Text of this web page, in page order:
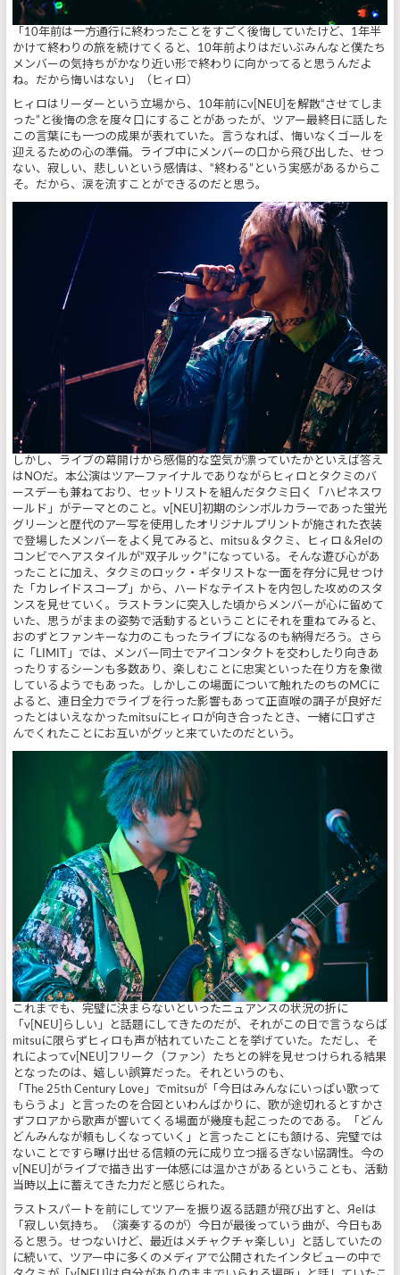
「10年前は一方通行に終わったことをすごく後悔していたけど、1年半
かけて終わりの旅を続けてくると、10年前よりはだいぶみんなと僕たち
メンバーの気持ちがかなり近い形で終わりに向かってると思うんだよ
ね。だから悔いはない」（ヒィロ）
ヒィロはリーダーという立場から、10年前にν[NEU]を解散“させてしま
った”と後悔の念を度々口にすることがあったが、ツアー最終日に話した
この言葉にも一つの成果が表れていた。言うなれば、悔いなくゴールを
迎えるための心の準備。ライブ中にメンバーの口から飛び出した、せつ
ない、寂しい、悲しいという感情は、“終わる”という実感があるからこ
そ。だから、涙を流すことができるのだと思う。
しかし、ライブの幕開けから感傷的な空気が漂っていたかといえば答え
はNOだ。本公演はツアーファイナルでありながらヒィロとタクミのバ
ースデーも兼ねており、セットリストを組んだタクミ曰く「ハピネスワ
ールド」がテーマとのこと。ν[NEU]初期のシンボルカラーであった蛍光
グリーンと歴代のアー写を使用したオリジナルプリントが施された衣装
で登場したメンバーをよく見てみると、mitsu＆タクミ、ヒィロ＆ЯeIの
コンビでヘアスタイルが“双子ルック”になっている。そんな遊び心があ
ったことに加え、タクミのロック・ギタリストな一面を存分に見せつけ
た「カレイドスコープ」から、ハードなテイストを内包した攻めのスタ
ンスを見せていく。ラストランに突入した頃からメンバーが心に留めて
いた、思うがままの姿勢で活動するということにそれを重ねてみると、
おのずとファンキーな力のこもったライブになるのも納得だろう。さら
に「LIMIT」では、メンバー同士でアイコンタクトを交わしたり向きあ
ったりするシーンも多数あり、楽しむことに忠実といった在り方を象徴
しているようでもあった。しかしこの場面について触れたのちのMCに
よると、連日全力でライブを行った影響もあって正直喉の調子が良好だ
ったとはいえなかったmitsuにヒィロが向き合ったとき、一緒に口ずさ
んでくれたことにお互いがグッと来ていたのだという。
これまでも、完璧に決まらないといったニュアンスの状況の折に
「ν[NEU]らしい」と話題にしてきたのだが、それがこの日で言うならば
mitsuに限らずヒィロも声が枯れていたことを挙げていた。ただし、そ
れによってν[NEU]フリーク（ファン）たちとの絆を見せつけられる結果
となったのは、嬉しい誤算だった。それというのも、
「The 25th Century Love」でmitsuが「今日はみんなにいっぱい歌って
もらうよ」と言ったのを合図といわんばかりに、歌が途切れるとすかさ
ずフロアから歌声が響いてくる場面が幾度も起こったのである。「どん
どんみんなが頼もしくなっていく」と言ったことにも頷ける、完璧では
ないことですら曝け出せる信頼の元に成り立つ揺るぎない協調性。今の
ν[NEU]がライブで描き出す一体感には温かさがあるということも、活動
当時以上に蓄えてきた力だと感じられた。
ラストスパートを前にしてツアーを振り返る話題が飛び出すと、ЯeIは
「寂しい気持ち。（演奏するのが）今日が最後っていう曲が、今日もあ
ると思う。せつないけど、最近はメチャクチャ楽しい」と話していたの
に続いて、ツアー中に多くのメディアで公開されたインタビューの中で